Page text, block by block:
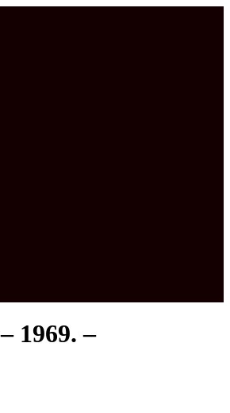
1969. –